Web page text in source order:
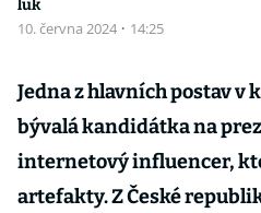
luk
10. června 2024 · 14:25
Jedna z hlavních postav v
bývalá kandidátka na
internetový influencer,
artefakty. Z České